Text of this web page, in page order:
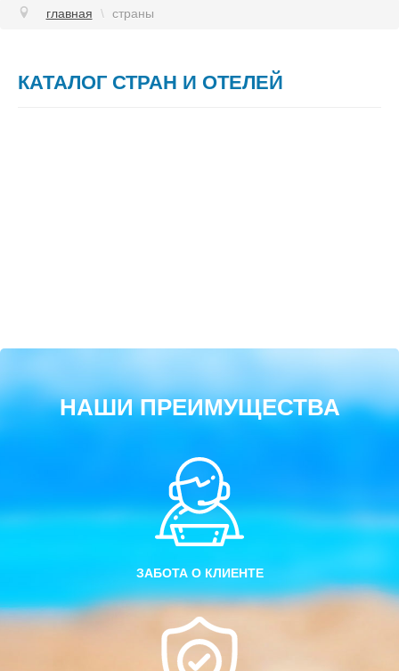
ПОИСК ТУРОВ
О КОМПАНИИ
главная \ страны
КАТАЛОГ СТРАН И ОТЕЛЕЙ
НАШИ ПРЕИМУЩЕСТВА
ЗАБОТА О КЛИЕНТЕ